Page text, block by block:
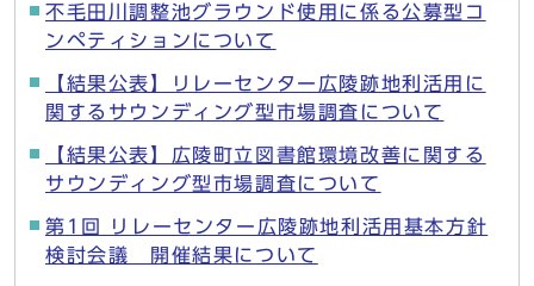
不毛田川調整池グラウンド使用に係る公募型コ
ンペティションについて
【結果公表】リレーセンター広陵跡地利活用に
関するサウンディング型市場調査について
【結果公表】広陵町立図書館環境改善に関する
サウンディング型市場調査について
第1回 リレーセンター広陵跡地利活用基本方針
検討会議 開催結果について